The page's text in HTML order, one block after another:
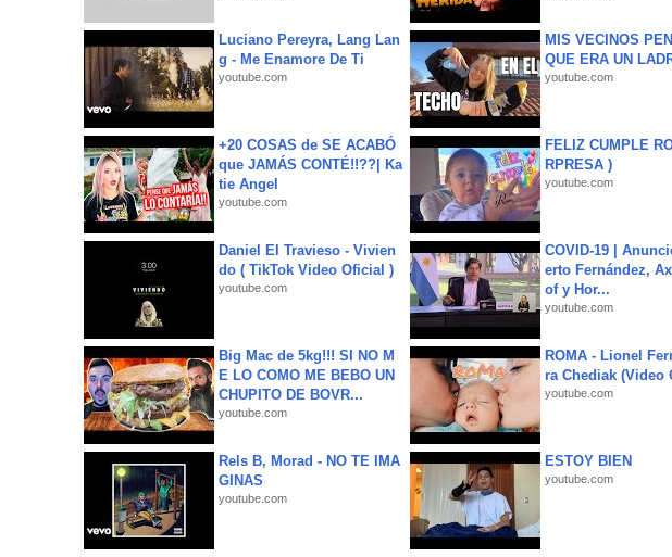
Luciano Pereyra, Lang Lan
g - Me Enamore De Ti
youtube.com
MIS VECINOS
QUE ERA UN
youtube.com
+20 COSAS de SE ACABÓ
que JAMÁS CONTÉ!!??| Ka
tie Angel
youtube.com
FELIZ CUMPLE
RPRESA )
youtube.com
Daniel El Travieso - Vivien
do ( TikTok Video Oficial )
youtube.com
COVID-19 |
erto Fernández,
of y Hor...
youtube.com
Big Mac de 5kg!!! SI NO M
E LO COMO ME BEBO UN
CHUPITO DE BOVR...
youtube.com
ROMA - Lionel
ra Chediak (Video
youtube.com
Rels B, Morad - NO TE IMA
GINAS
youtube.com
ESTOY BIEN
youtube.com